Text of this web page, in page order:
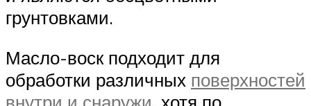
грунтовками.
Масло-воск подходит для
обработки различных поверхностей